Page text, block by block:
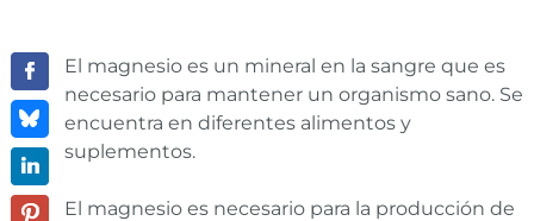
El magnesio es un mineral en la sangre que es
necesario para mantener un organismo sano. Se
encuentra en diferentes alimentos y
suplementos.
El magnesio es necesario para la producción de